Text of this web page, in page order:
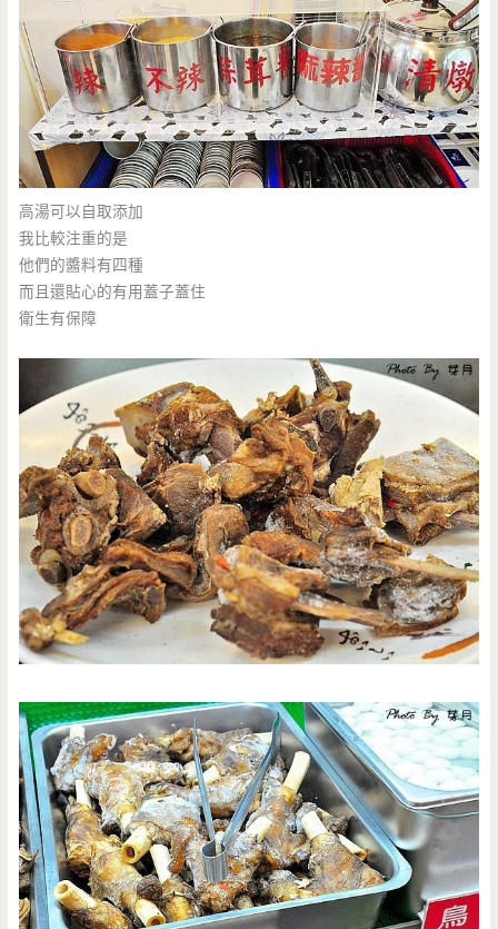
高湯可以自取添加
我比較注重的是
他們的醬料有四種
而且還貼心的有用蓋子蓋住
衛生有保障